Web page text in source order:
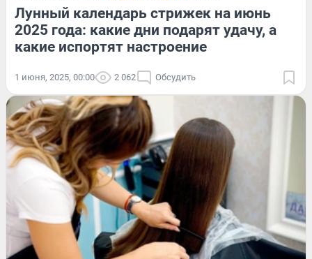
Лунный календарь стрижек на июнь
2025 года: какие дни подарят удачу, а
какие испортят настроение
1 июня, 2025, 00:00 2 062 Обсудить